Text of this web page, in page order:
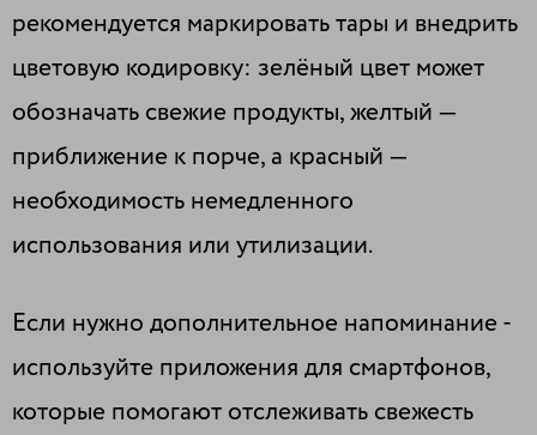
рекомендуется маркировать тары и внедрить
цветовую кодировку: зелёный цвет может
обозначать свежие продукты, желтый —
приближение к порче, а красный —
необходимость немедленного
использования или утилизации.
Если нужно дополнительное напоминание -
используйте приложения для смартфонов,
которые помогают отслеживать свежесть